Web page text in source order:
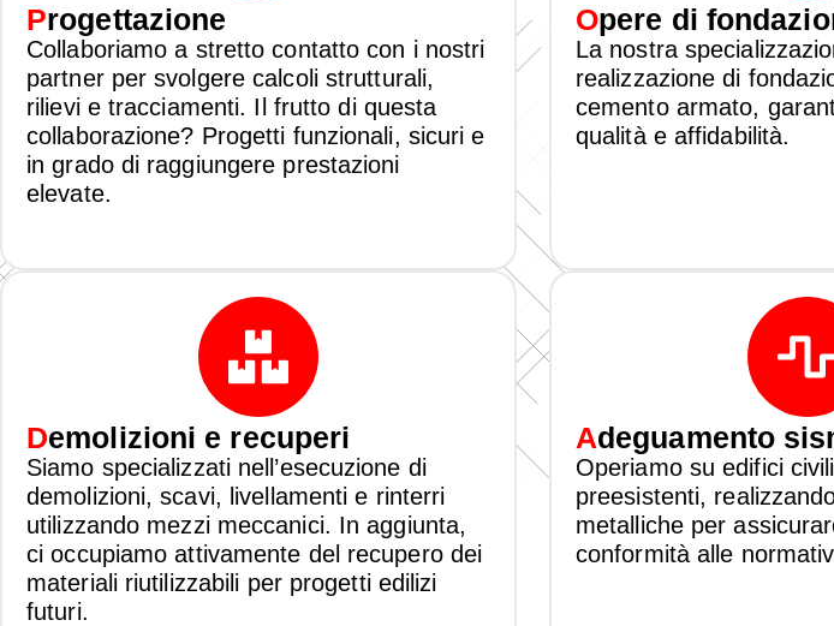
Progettazione
Collaboriamo a stretto contatto con i nostri
partner per svolgere calcoli strutturali,
rilievi e tracciamenti. Il frutto di questa
collaborazione? Progetti funzionali, sicuri e
in grado di raggiungere prestazioni
elevate.
Opere di
La nostra
realizzazione di
cemento armato,
qualità e affidabilità.
Demolizioni e recuperi
Siamo specializzati nell’esecuzione di
demolizioni, scavi, livellamenti e rinterri
utilizzando mezzi meccanici. In aggiunta,
ci occupiamo attivamente del recupero dei
materiali riutilizzabili per progetti edilizi
futuri.
Adeguamento
Operiamo su edifici
preesistenti,
metalliche per
conformità alle